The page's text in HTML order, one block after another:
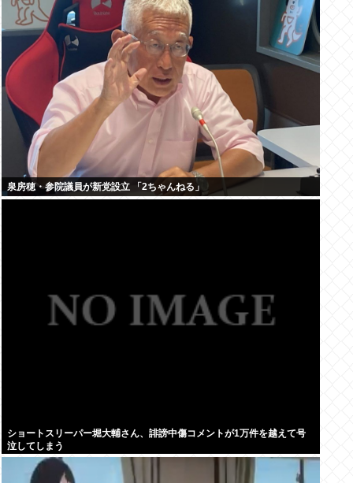
泉房穂・参院議員が新党設立 「2ちゃんねる」
ショートスリーパー堀大輔さん、誹謗中傷コメントが1万件を越えて号
泣してしまう